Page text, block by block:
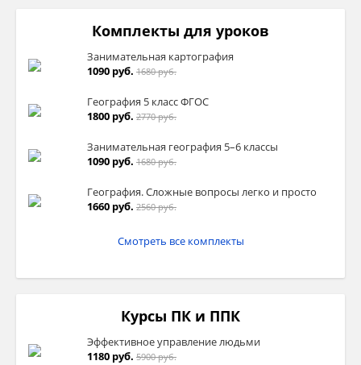
Комплекты для уроков
Занимательная картография
1090 руб. 1680 руб.
География 5 класс ФГОС
1800 руб. 2770 руб.
Занимательная география 5–6 классы
1090 руб. 1680 руб.
География. Сложные вопросы легко и просто
1660 руб. 2560 руб.
Смотреть все комплекты
Курсы ПК и ППК
Эффективное управление людьми
1180 руб. 5900 руб.